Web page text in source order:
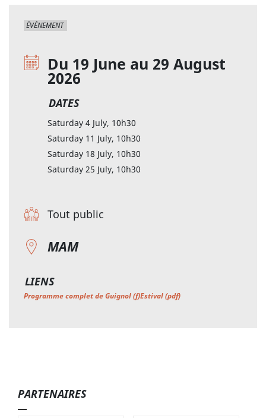
ÉVÉNEMENT
Du 19 June au 29 August
2026
DATES
Saturday 4 July, 10h30
Saturday 11 July, 10h30
Saturday 18 July, 10h30
Saturday 25 July, 10h30
Tout public
MAM
LIENS
Programme complet de Guignol (f)Estival (pdf)
PARTENAIRES